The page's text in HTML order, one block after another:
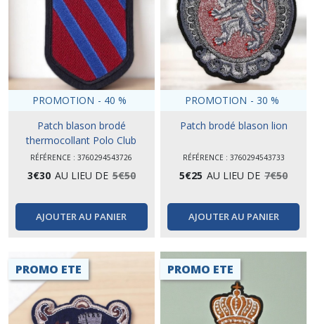
PROMOTION - 40 %
Patch blason brodé
thermocollant Polo Club
RÉFÉRENCE : 3760294543726
3€30 AU LIEU DE 5€50
AJOUTER AU PANIER
PROMOTION - 30 %
Patch brodé blason lion
RÉFÉRENCE : 3760294543733
5€25 AU LIEU DE 7€50
AJOUTER AU PANIER
PROMO ETE PROMO ETE